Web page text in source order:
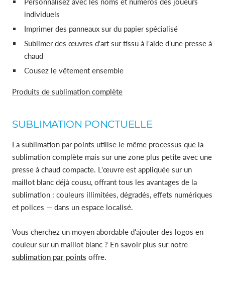
individuels
Imprimer des panneaux sur du papier spécialisé
Sublimer des œuvres d'art sur tissu à l'aide d'une presse à
chaud
Cousez le vêtement ensemble
Produits de sublimation complète
SUBLIMATION PONCTUELLE
La sublimation par points utilise le même processus que la
sublimation complète mais sur une zone plus petite avec une
presse à chaud compacte. L'œuvre est appliquée sur un
maillot blanc déjà cousu, offrant tous les avantages de la
sublimation : couleurs illimitées, dégradés, effets numériques
et polices — dans un espace localisé.
Vous cherchez un moyen abordable d'ajouter des logos en
couleur sur un maillot blanc ? En savoir plus sur notre
sublimation par points offre.